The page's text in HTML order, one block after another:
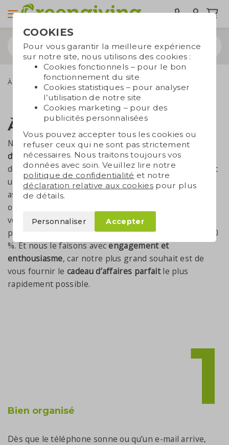
À propos de Greengiving
À propos de Greengiving
Notre boutique en ligne spécialisée dans lescadeaux
d’affaires durablesexiste depuis 2009. Nous sommes
désormais actifs dans toute l’Europe, avec notamment
un site web enallemandet enanglais. Avec notre
assortiment, nous encourageons les entreprises et
organisations de tous les secteurs à
vous aidons à trouver un cadeau durable qui fera
plaisir à vous et à vos relations professionnelles à 100
%. Et nous le faisons avecengagement et
enthousiasme, car notre plus grand souhait est de
vous fournir lecadeau d’affaires parfaitle plus
rapidement possible.
1
Bien organisé
Dès que le téléphone sonne ou qu’un e-mail arrive,
COOKIES
Pour vous garantir la meilleure expérience
sur notre site, nous utilisons des cookies :
Cookies fonctionnels – pour le bon
fonctionnement du site
Cookies statistiques – pour analyser
l’utilisation de notre site
Cookies marketing – pour des
publicités personnalisées
Vous pouvez accepter tous les cookies ou
refuser ceux qui ne sont pas strictement
nécessaires. Nous traitons toujours vos
données avec soin. Veuillez lire notre
politique de confidentialité et notre
déclaration relative aux cookies pour plus
de détails.
Personnaliser Accepter